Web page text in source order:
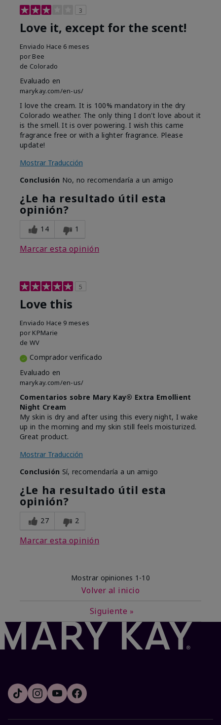
3
Love it, except for the scent!
Enviado Hace 6 meses
por Bee
de Colorado
Evaluado en
marykay.com/en-us/
I love the cream. It is 100% mandatory in the dry
Colorado weather. The only thing I don't love about it
is the smell. It is over powering. I wish this came
fragrance free or with a lighter fragrance. Please
update!
Mostrar Traducción
Conclusión No, no recomendaría a un amigo
¿Le ha resultado útil esta
opinión?
14 1
Marcar esta opinión
5
Love this
Enviado Hace 9 meses
por KPMarie
de WV
Comprador verificado
Evaluado en
marykay.com/en-us/
Comentarios sobre Mary Kay® Extra Emollient
Night Cream
My skin is dry and after using this every night, I wake
up in the morning and my skin still feels moisturized.
Great product.
Mostrar Traducción
Conclusión Sí, recomendaría a un amigo
¿Le ha resultado útil esta
opinión?
27 2
Marcar esta opinión
Mostrar opiniones 1-10
Volver al inicio
Siguiente »